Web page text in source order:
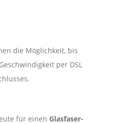
die Möglichkeit, bis
per DSL
für einen Glasfaser-